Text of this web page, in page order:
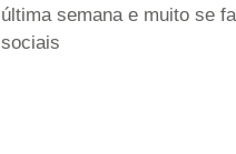
última semana e muito se
sociais